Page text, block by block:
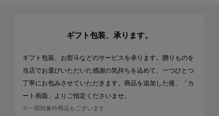
ギフト包装、承ります。
ギフト包装、お熨斗などのサービスを承ります。贈りものを
当店でお選びいただいた感謝の気持ちを込めて、一つひとつ
丁寧にお包みさせていただきます。商品を追加した後、「カ
ート画面」よりご指定くださいませ。
※一部対象外商品もございます